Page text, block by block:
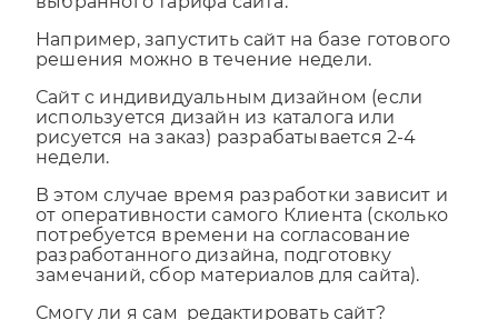
Например, запустить сайт на базе готового
Сайт с индивидуальным дизайном (если
используется дизайн из каталога или
рисуется на заказ) разрабатывается 2-4
В этом случае время разработки зависит и
от оперативности самого Клиента (сколько
потребуется времени на согласование
разработанного дизайна, подготовку